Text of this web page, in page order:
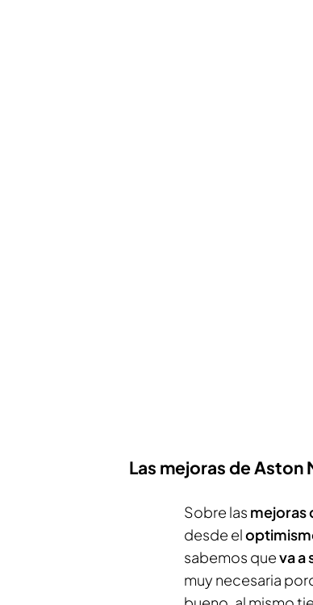
Las mejoras de Aston
Sobre las mejoras
desde el
sabemos queva a
muy necesaria